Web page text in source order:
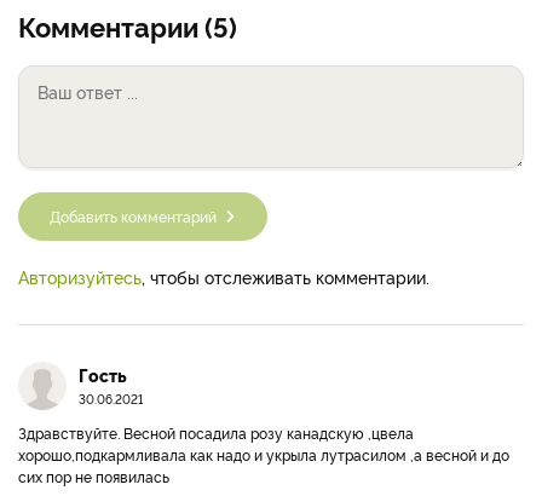
Комментарии (5)
Добавить комментарий
Авторизуйтесь, чтобы отслеживать комментарии.
Гость
30.06.2021
Здравствуйте. Весной посадила розу канадскую ,цвела
хорошо,подкармливала как надо и укрыла лутрасилом ,а весной и до
сих пор не появилась